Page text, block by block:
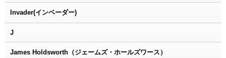
Invader(インベーダー)
J
James Holdsworth（ジェームズ・ホールズワース）